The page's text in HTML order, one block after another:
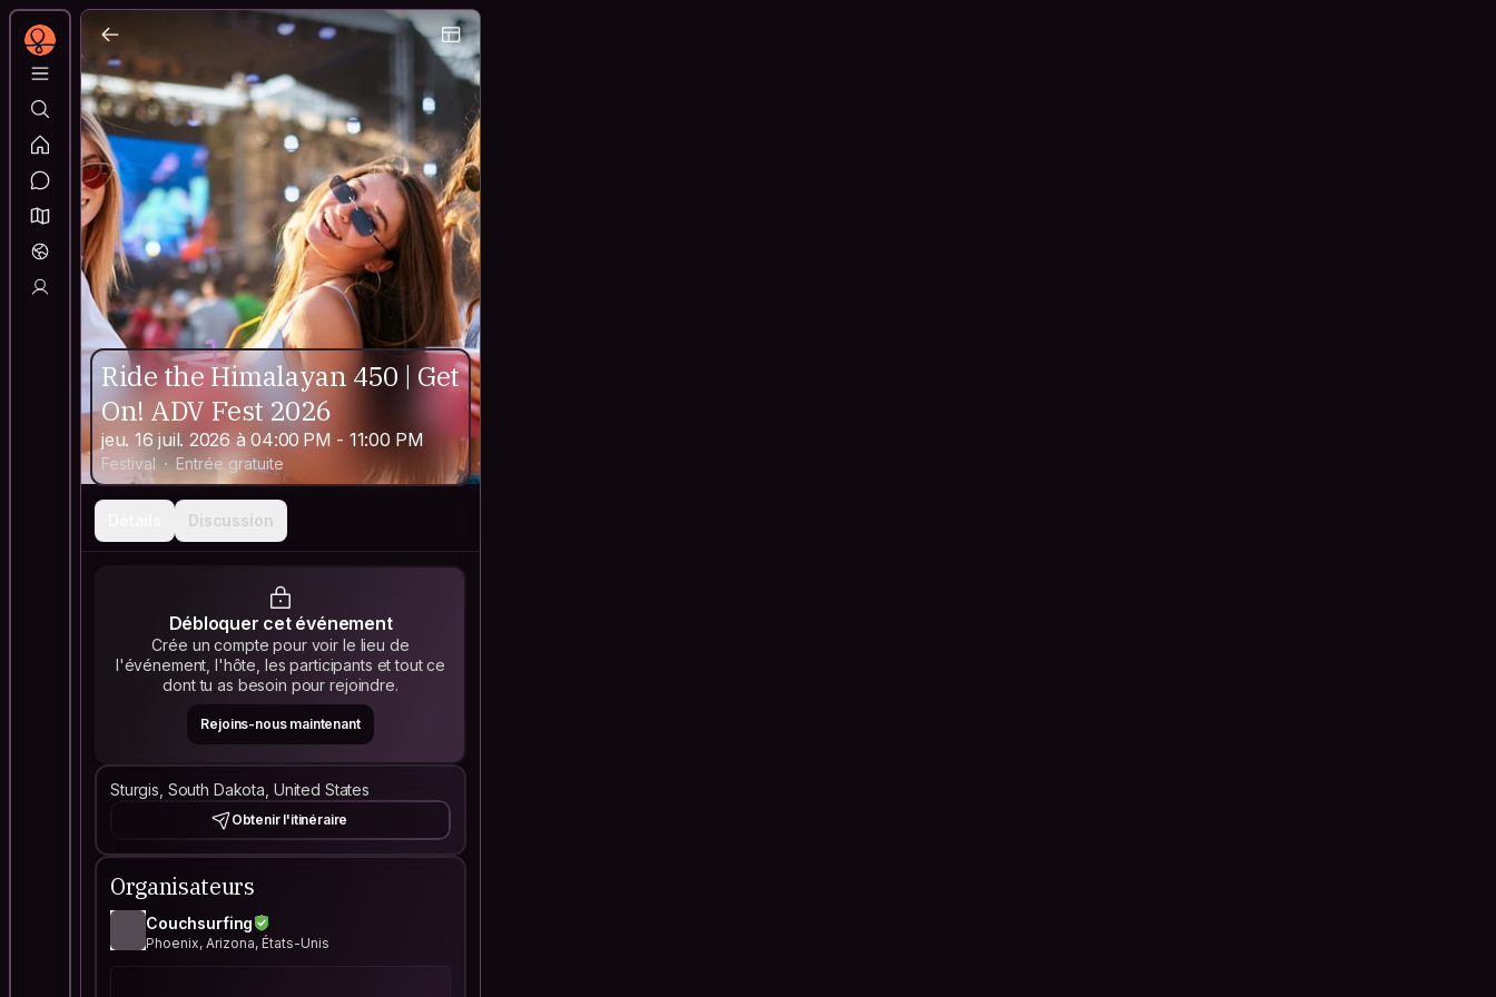
Ride the Himalayan 450 | Get
On! ADV Fest 2026
jeu. 16 juil. 2026 à 04:00 PM - 11:00 PM
Festival Entrée gratuite
Discussion
Débloquer cet événement
Crée un compte pour voir le lieu de
l'événement, l'hôte, les participants et tout ce
dont tu as besoin pour rejoindre.
Rejoins-nous maintenant
Sturgis, South Dakota, United States
Obtenir l'itinéraire
Organisateurs
Couchsurfing
Phoenix, Arizona, États-Unis